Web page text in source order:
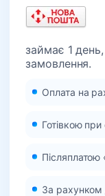
займає 1
замовлення.
Оплата на
Готівкою
Післяплатою
За рахунком